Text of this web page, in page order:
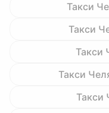
Такси
Такси
Такси
Такси
Такси